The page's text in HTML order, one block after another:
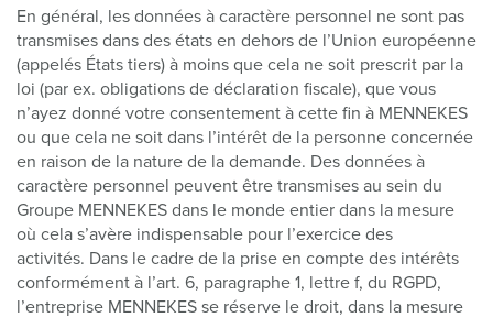
En général, les données à caractère personnel ne sont pas
transmises dans des états en dehors de l’Union européenne
(appelés États tiers) à moins que cela ne soit prescrit par la
loi (par ex. obligations de déclaration fiscale), que vous
n’ayez donné votre consentement à cette fin à MENNEKES
ou que cela ne soit dans l’intérêt de la personne concernée
en raison de la nature de la demande. Des données à
caractère personnel peuvent être transmises au sein du
Groupe MENNEKES dans le monde entier dans la mesure
où cela s’avère indispensable pour l’exercice des
activités. Dans le cadre de la prise en compte des intérêts
conformément à l’art. 6, paragraphe 1, lettre f, du RGPD,
l’entreprise MENNEKES se réserve le droit, dans la mesure